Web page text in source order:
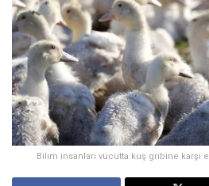
Bilim insanları vücutta kuş gribine